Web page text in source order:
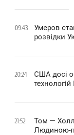
09:43
Умеров
розвідки
20:24
США досі
21:52
Том —
Людиною-